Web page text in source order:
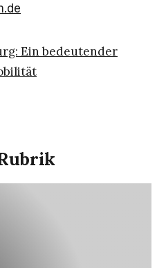
Ein bedeutender